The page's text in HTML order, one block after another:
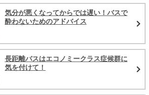
気分が悪くなってからでは遅い！バスで
酔わないためのアドバイス
長距離バスはエコノミークラス症候群に
気を付けて！